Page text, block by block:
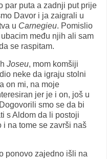
par puta a zadnji put prije
Davor i ja zaigrali u
u Carnegieu. Pomislio
među njih ali sam
se raspitam.
Joseu, mom komšiji
neke da igraju stolni
on mi, na moje
jer je i on, još u
smo se da bi
s Aldom da li postoji
i na tome se završi naš
ponovo zajedno išli na